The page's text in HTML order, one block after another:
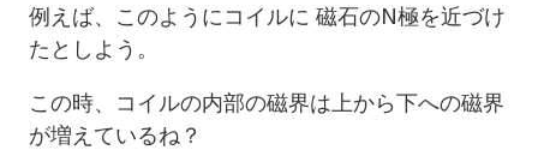
例えば、このようにコイルに 磁石のN極を近づけ
たとしよう。
この時、コイルの内部の磁界は上から下への磁界
が増えているね？